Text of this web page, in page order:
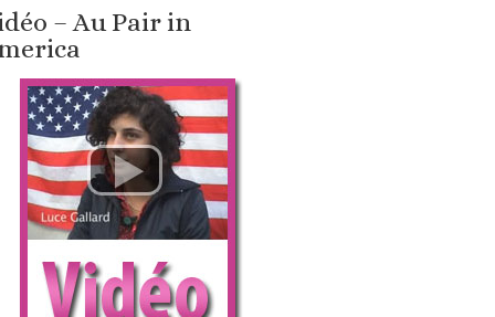
– Au Pair in